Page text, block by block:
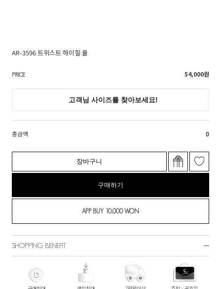
AR-3596 트위스트 하이힐 뮬
PRICE 54,000원
총금액 0
장바구니
구매하기
SHOPPING BENEFIT